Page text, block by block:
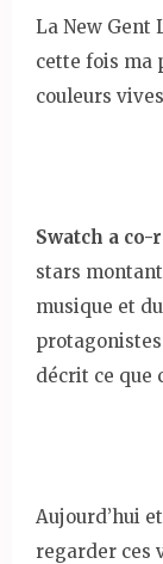
La New Gent
cette fois ma
couleurs
Swatch a co-
stars
musique et
décrit ce que
Aujourd’hui
regarder ces